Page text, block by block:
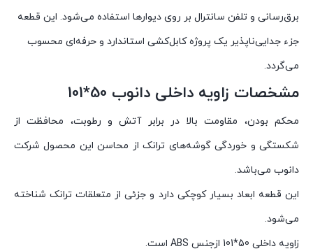
برق‌رسانی و تلفن سانترال بر روی دیوارها استفاده می‌شود. این قطعه
جزء جدایی‌ناپذیر یک پروژه کابل‌کشی استاندارد و حرفه‌ای محسوب
می‌گردد.
مشخصات زاویه داخلی دانوب 50*101
محکم بودن، مقاومت بالا در برابر آتش و رطوبت، محافظت از
شکستگی و خوردگی گوشه‌های ترانک از محاسن این محصول شرکت
دانوب می‌باشد.
این قطعه ابعاد بسیار کوچکی دارد و جزئی از متعلقات ترانک شناخته
می‌شود.
زاویه داخلی 50*101 ازجنس ABS است.